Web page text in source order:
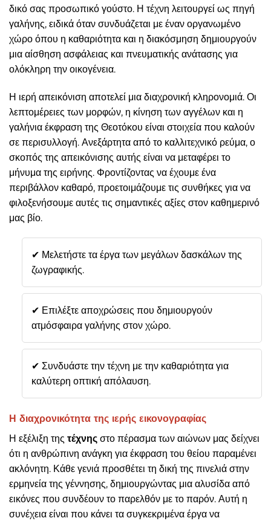
δικό σας προσωπικό γούστο. Η τέχνη λειτουργεί ως πηγή
γαλήνης, ειδικά όταν συνδυάζεται με έναν οργανωμένο
χώρο όπου η καθαριότητα και η διακόσμηση δημιουργούν
μια αίσθηση ασφάλειας και πνευματικής ανάτασης για
ολόκληρη την οικογένεια.
Η ιερή απεικόνιση αποτελεί μια διαχρονική κληρονομιά. Οι
λεπτομέρειες των μορφών, η κίνηση των αγγέλων και η
γαλήνια έκφραση της Θεοτόκου είναι στοιχεία που καλούν
σε περισυλλογή. Ανεξάρτητα από το καλλιτεχνικό ρεύμα, ο
σκοπός της απεικόνισης αυτής είναι να μεταφέρει το
μήνυμα της ειρήνης. Φροντίζοντας να έχουμε ένα
περιβάλλον καθαρό, προετοιμάζουμε τις συνθήκες για να
φιλοξενήσουμε αυτές τις σημαντικές αξίες στον καθημερινό
μας βίο.
✔ Μελετήστε τα έργα των μεγάλων δασκάλων της
ζωγραφικής.
✔ Επιλέξτε αποχρώσεις που δημιουργούν
ατμόσφαιρα γαλήνης στον χώρο.
✔ Συνδυάστε την τέχνη με την καθαριότητα για
καλύτερη οπτική απόλαυση.
Η διαχρονικότητα της ιερής εικονογραφίας
Η εξέλιξη της τέχνης στο πέρασμα των αιώνων μας δείχνει
ότι η ανθρώπινη ανάγκη για έκφραση του θείου παραμένει
ακλόνητη. Κάθε γενιά προσθέτει τη δική της πινελιά στην
ερμηνεία της γέννησης, δημιουργώντας μια αλυσίδα από
εικόνες που συνδέουν το παρελθόν με το παρόν. Αυτή η
συνέχεια είναι που κάνει τα συγκεκριμένα έργα να